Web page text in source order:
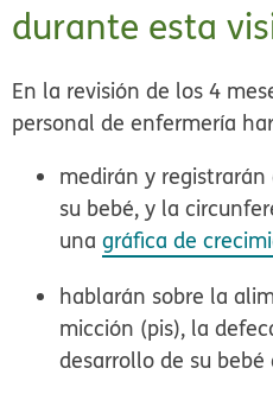
durante esta
En la revisión de los 4
personal de enfermería
medirán y
su bebé, y la
unagráfica de
hablarán sobre la
micción (pis), la
desarrollo de su bebé